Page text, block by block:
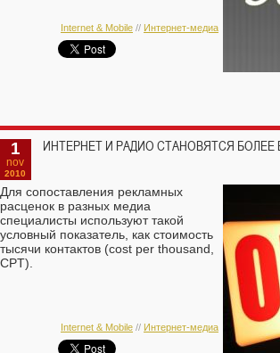
Internet & Mobile // Интернет-медиа
1
nov
2010
ИНТЕРНЕТ И РАДИО СТАНОВЯТСЯ
Для сопоставления рекламных
расценок в разных медиа
специалисты используют такой
условный показатель, как стоимость
тысячи контактов (cost per thousand,
CPT).
Internet & Mobile // Интернет-медиа